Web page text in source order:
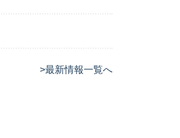
>最新情報一覧へ